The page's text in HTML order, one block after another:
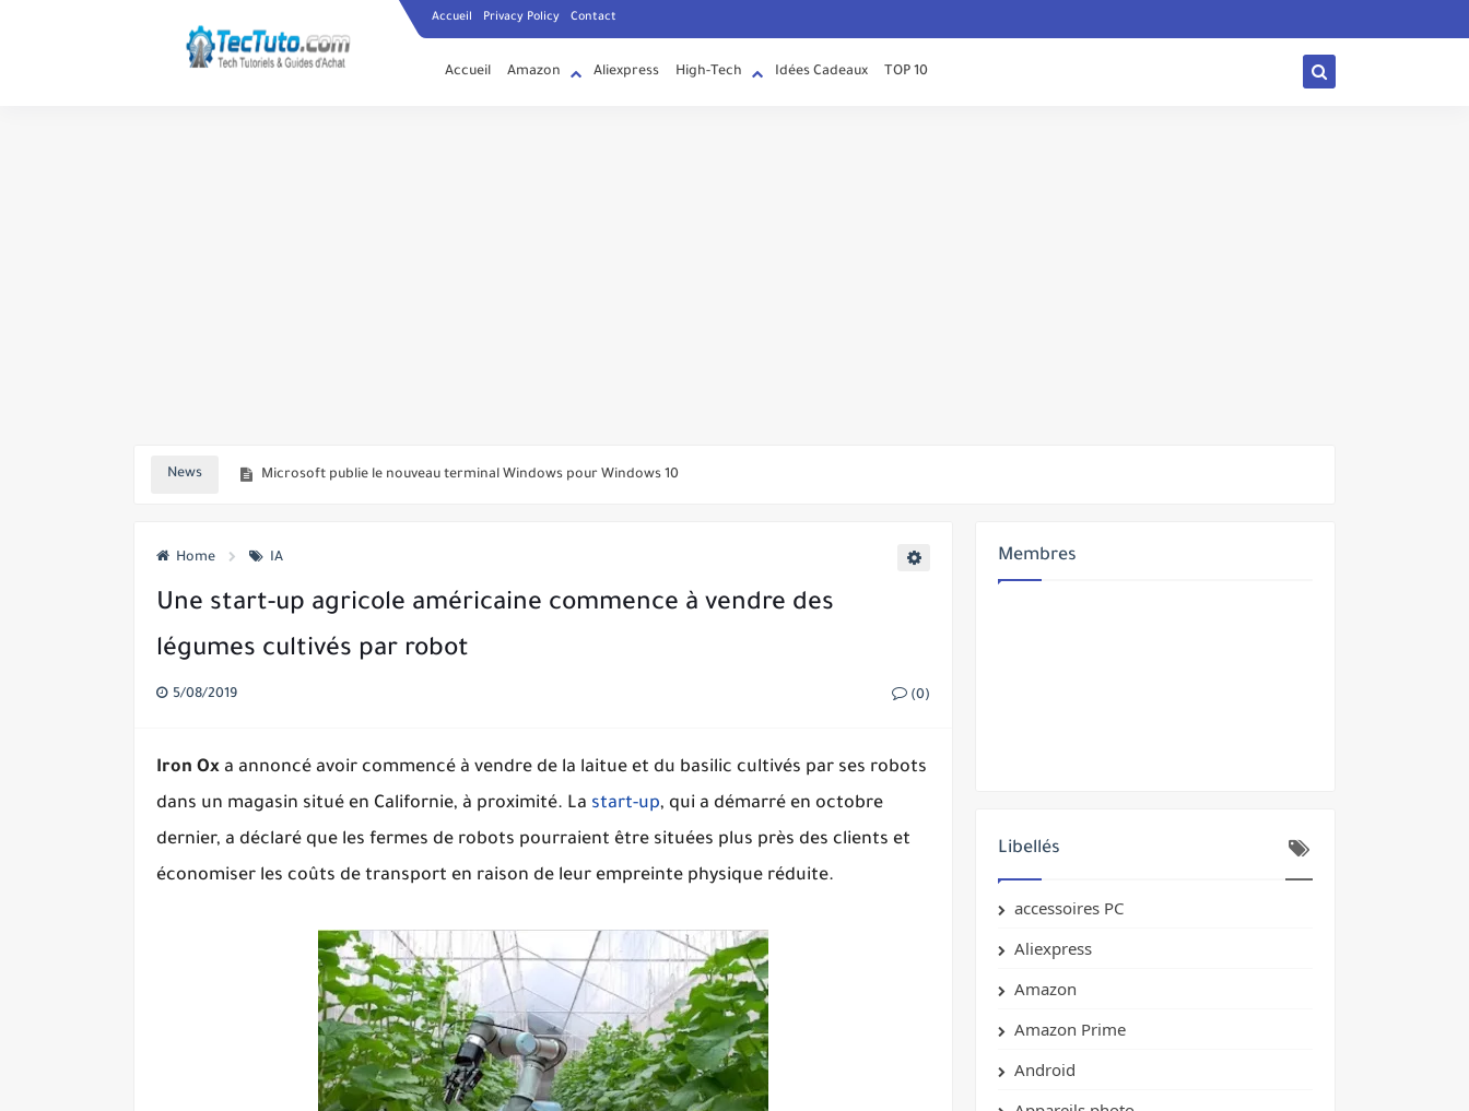
Accueil Privacy Policy Contact
Accueil Amazon Aliexpress High-Tech Idées Cadeaux TOP 10
News Les utilisateurs de Comcast peuvent maintenant changer de chaîne avec des mouvements oculaires
Uber pourrait bientôt vous permettre de marquer les chauffeurs 'favoris'
Les écoles américaines commencent à utiliser la reconnaissance faciale
Apple, Google, Microsoft et d'autres s'opposent à la proposition du Royaume-Uni d'espionner les messages cryptés
Home IA
Une start-up agricole américaine commence à vendre des
légumes cultivés par robot
5/08/2019 (0)
Iron Ox a annoncé avoir commencé à vendre de la laitue et du basilic cultivés par ses robots
dans un magasin situé en Californie, à proximité. La start-up, qui a démarré en octobre
dernier, a déclaré que les fermes de robots pourraient être situées plus près des clients et
économiser les coûts de transport en raison de leur empreinte physique réduite.
Membres
Libellés
accessoires PC
Aliexpress
Amazon
Amazon Prime
Android